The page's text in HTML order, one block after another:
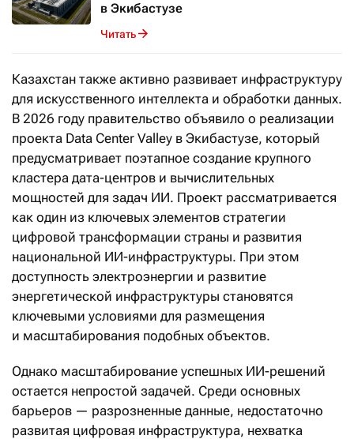
в Экибастузе
Читать
Казахстан также активно развивает инфраструктуру
для искусственного интеллекта и обработки данных.
В 2026 году правительство объявило о реализации
проекта Data Center Valley в Экибастузе, который
предусматривает поэтапное создание крупного
кластера дата-центров и вычислительных
мощностей для задач ИИ. Проект рассматривается
как один из ключевых элементов стратегии
цифровой трансформации страны и развития
национальной ИИ-инфраструктуры. При этом
доступность электроэнергии и развитие
энергетической инфраструктуры становятся
ключевыми условиями для размещения
и масштабирования подобных объектов.
Однако масштабирование успешных ИИ-решений
остается непростой задачей. Среди основных
барьеров — разрозненные данные, недостаточно
развитая цифровая инфраструктура, нехватка